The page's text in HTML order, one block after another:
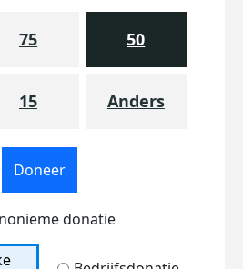
75 50
15 Anders
Doneer
donatie